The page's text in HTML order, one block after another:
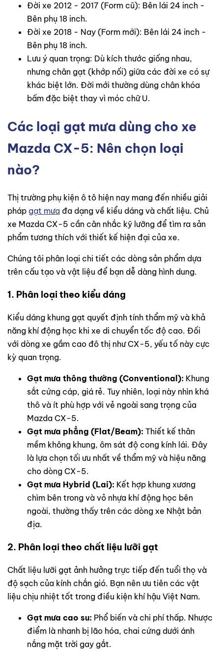
Đời xe 2012 - 2017 (Form cũ): Bên lái 24 inch -
Bên phụ 18 inch.
Đời xe 2018 - Nay (Form mới): Bên lái 24 inch -
Bên phụ 18 inch.
Lưu ý quan trọng: Dù kích thước giống nhau,
nhưng chân gạt (khớp nối) giữa các đời xe có sự
khác biệt lớn. Đời mới thường dùng chân khóa
bấm đặc biệt thay vì móc chữ U.
Các loại gạt mưa dùng cho xe
Mazda CX-5: Nên chọn loại
nào?
Thị trường phụ kiện ô tô hiện nay mang đến nhiều giải
pháp gạt mưa đa dạng về kiểu dáng và chất liệu. Chủ
xe Mazda CX-5 cần cân nhắc kỹ lưỡng để tìm ra sản
phẩm tương thích với thiết kế hiện đại của xe.
Chúng tôi phân loại chi tiết các dòng sản phẩm dựa
trên cấu tạo và vật liệu để bạn dễ dàng hình dung.
1. Phân loại theo kiểu dáng
Kiểu dáng khung gạt quyết định tính thẩm mỹ và khả
năng khí động học khi xe di chuyển tốc độ cao. Đối
với dòng xe gầm cao đô thị như CX-5, yếu tố này cực
kỳ quan trọng.
Gạt mưa thông thường (Conventional): Khung
sắt cứng cáp, giá rẻ. Tuy nhiên, loại này nhìn khá
thô và ít phù hợp với vẻ ngoài sang trọng của
Mazda CX-5.
Gạt mưa phẳng (Flat/Beam): Thiết kế thân
mềm không khung, ôm sát độ cong kính lái. Đây
là lựa chọn tối ưu nhất về thẩm mỹ và hiệu năng
cho dòng CX-5.
Gạt mưa Hybrid (Lai): Kết hợp khung xương
chìm bên trong và vỏ nhựa khí động học bên
ngoài, thường thấy trên các dòng xe Nhật bản
địa.
2. Phân loại theo chất liệu lưỡi gạt
Chất liệu lưỡi gạt ảnh hưởng trực tiếp đến tuổi thọ và
độ sạch của kính chắn gió. Bạn nên ưu tiên các vật
liệu chịu nhiệt tốt trong điều kiện khí hậu Việt Nam.
Gạt mưa cao su: Phổ biến và chi phí thấp. Nhược
điểm là nhanh bị lão hóa, chai cứng dưới ánh
nắng mặt trời gay gắt.